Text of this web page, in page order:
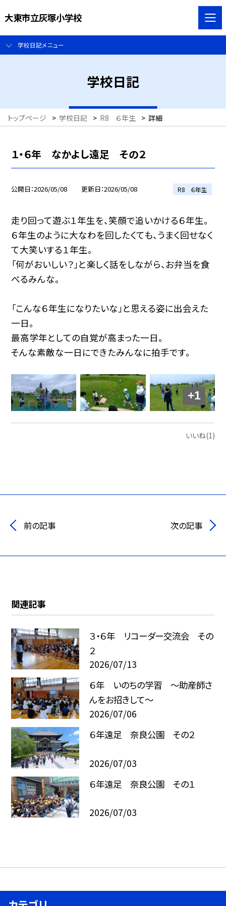
大東市立灰塚小学校
学校日記メニュー
学校日記
トップページ > 学校日記 > R8 ６年生 > 詳細
１・６年 なかよし遠足 その２
公開日 2026/05/08 更新日 2026/05/08 R8 ６年生
走り回って遊ぶ１年生を、笑顔で追いかける６年生。
６年生のように大なわを回したくても、うまく回せなく
て大笑いする１年生。
「何がおいしい？」と楽しく話をしながら、お弁当を食
べるみんな。
「こんな６年生になりたいな」と思える姿に出会えた
一日。
最高学年としての自覚が高まった一日。
そんな素敵な一日にできたみんなに拍手です。
+1
いいね(1)
前の記事 次の記事
関連記事
３・６年 リコーダー交流会 その
２
2026/07/13
６年 いのちの学習 ～助産師さ
んをお招きして～
2026/07/06
６年遠足 奈良公園 その２
2026/07/03
６年遠足 奈良公園 その１
2026/07/03